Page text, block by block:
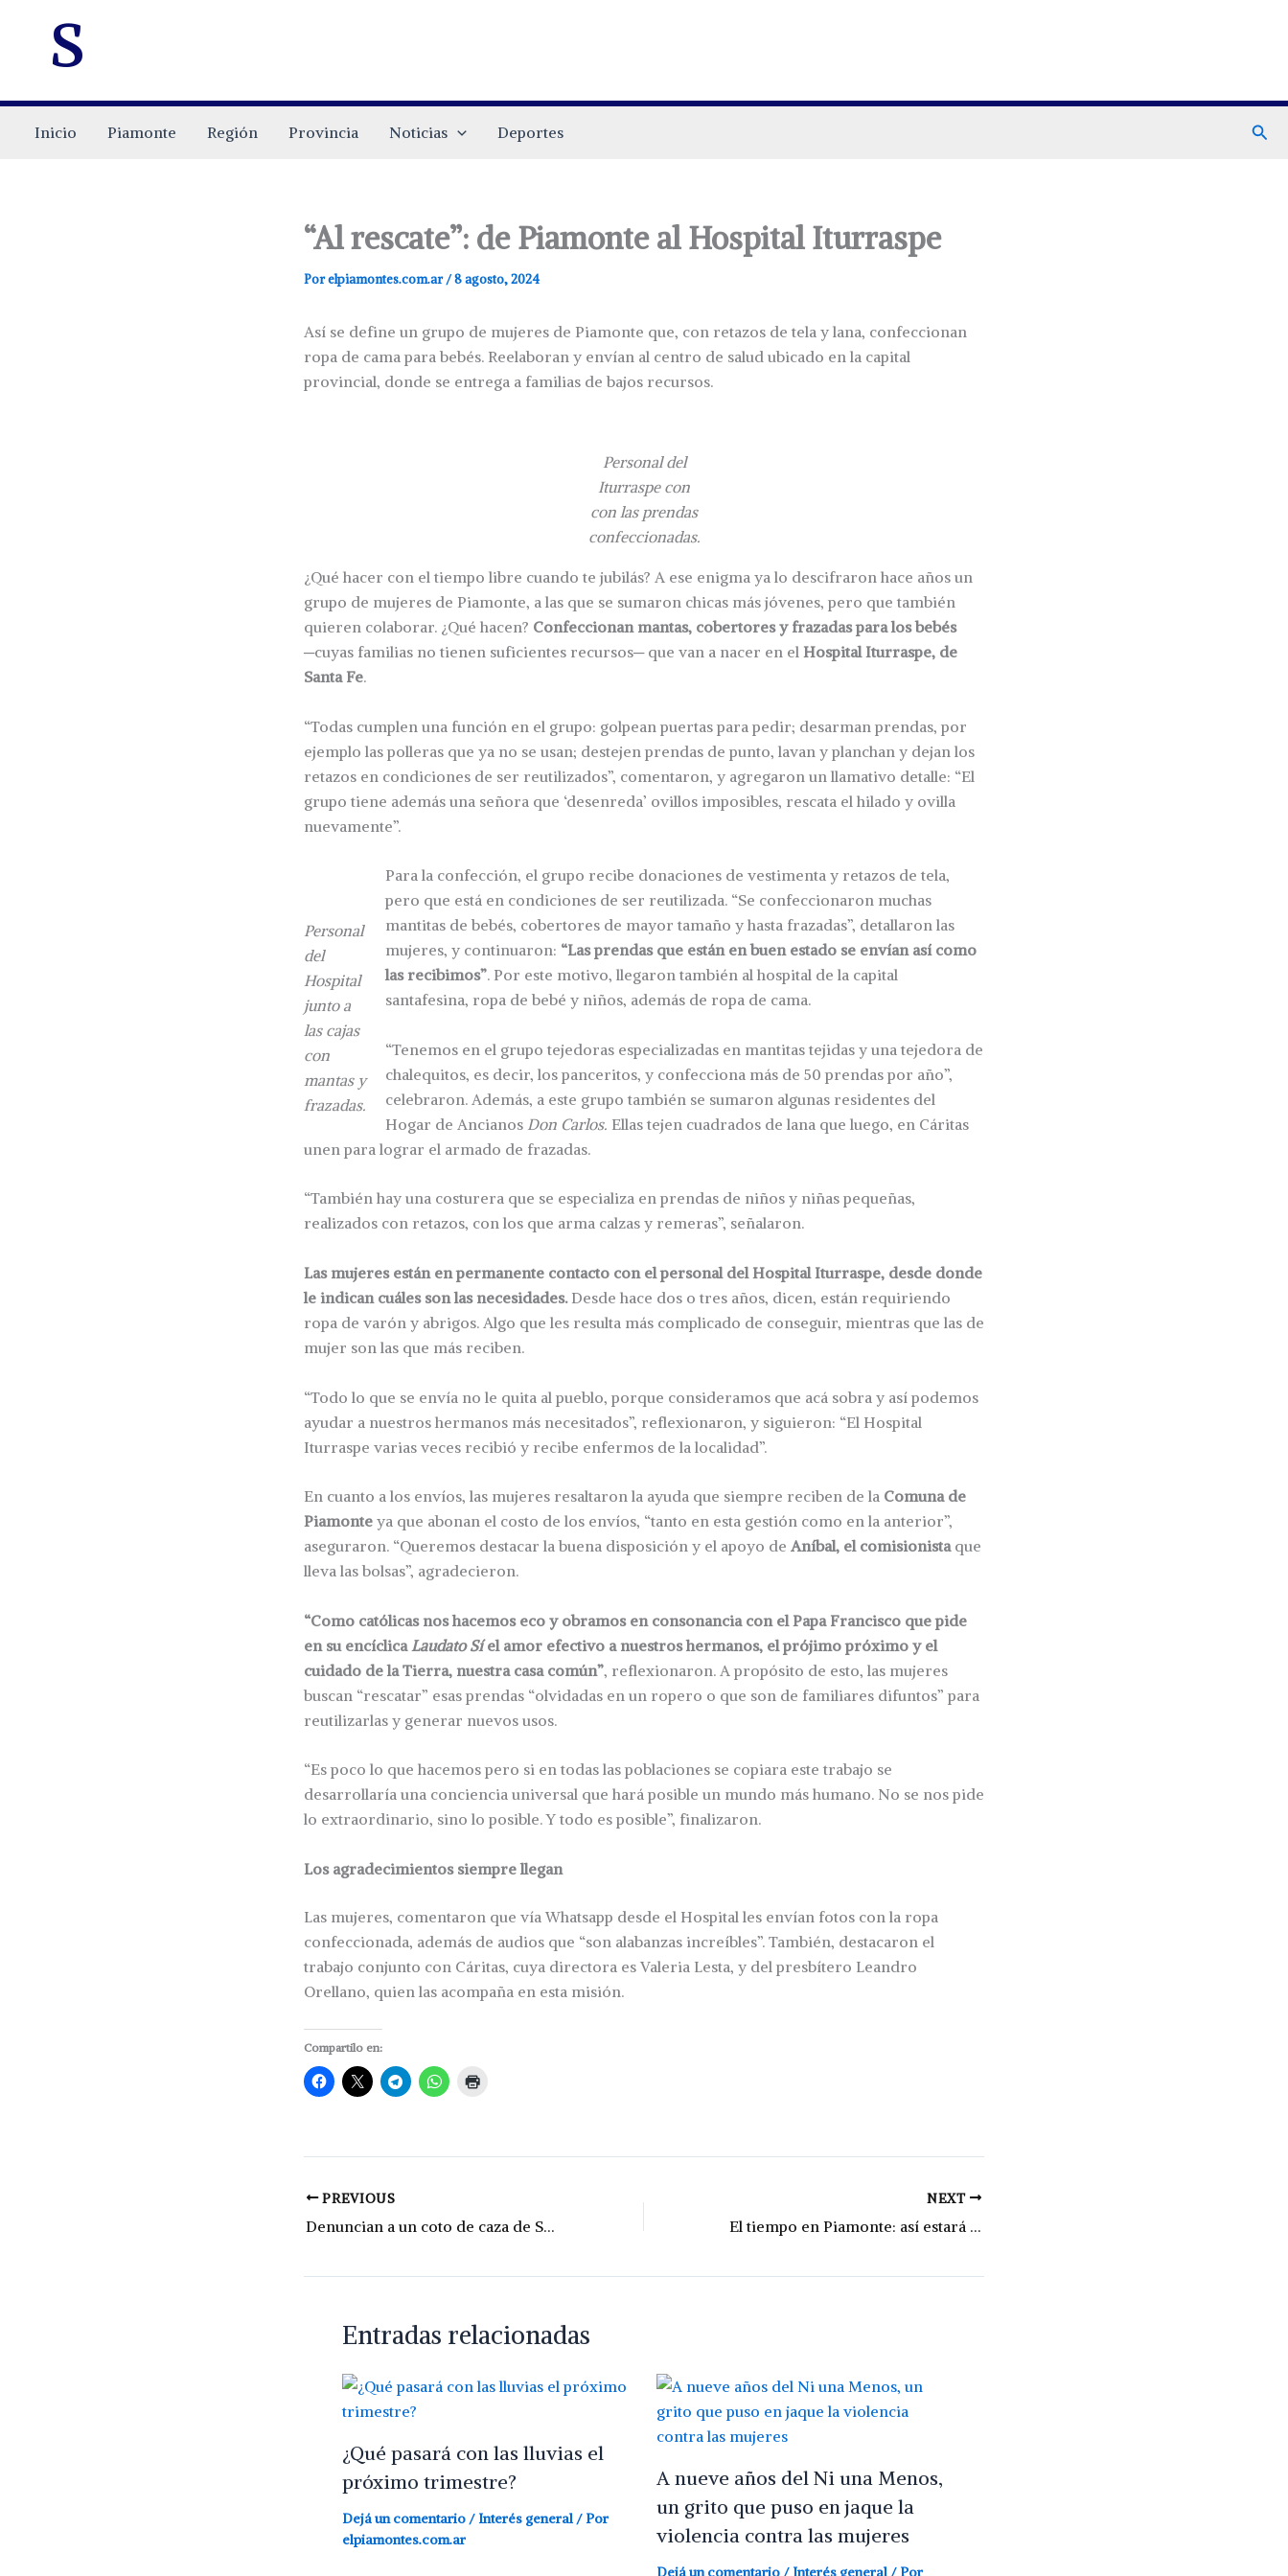
s
Inicio Piamonte Región Provincia Noticias Deportes
“Al rescate”: de Piamonte al Hospital Iturraspe
Porelpiamontes.com.ar/8 agosto, 2024
Así se define un grupo de mujeres de Piamonte que, con retazos de tela y lana, confeccionan
ropa de cama para bebés. Reelaboran y envían al centro de salud ubicado en la capital
provincial, donde se entrega a familias de bajos recursos.
Personal del
Iturraspe con
con las prendas
confeccionadas.
¿Qué hacer con el tiempo libre cuando te jubilás? A ese enigma ya lo descifraron hace años un
grupo de mujeres de Piamonte, a las que se sumaron chicas más jóvenes, pero que también
quieren colaborar. ¿Qué hacen? Confeccionan mantas, cobertores y frazadas para los bebés
─cuyas familias no tienen suficientes recursos─ que van a nacer en el Hospital Iturraspe, de
Santa Fe.
“Todas cumplen una función en el grupo: golpean puertas para pedir; desarman prendas, por
ejemplo las polleras que ya no se usan; destejen prendas de punto, lavan y planchan y dejan los
retazos en condiciones de ser reutilizados”, comentaron, y agregaron un llamativo detalle: “El
grupo tiene además una señora que ‘desenreda’ ovillos imposibles, rescata el hilado y ovilla
nuevamente”.
Personal
del
Hospital
junto a
las cajas
con
mantas y
frazadas.
Para la confección, el grupo recibe donaciones de vestimenta y retazos de tela,
pero que está en condiciones de ser reutilizada. “Se confeccionaron muchas
mantitas de bebés, cobertores de mayor tamaño y hasta frazadas”, detallaron las
mujeres, y continuaron: “Las prendas que están en buen estado se envían así como
las recibimos”. Por este motivo, llegaron también al hospital de la capital
santafesina, ropa de bebé y niños, además de ropa de cama.
“Tenemos en el grupo tejedoras especializadas en mantitas tejidas y una tejedora de
chalequitos, es decir, los panceritos, y confecciona más de 50 prendas por año”,
celebraron. Además, a este grupo también se sumaron algunas residentes del
Hogar de Ancianos Don Carlos. Ellas tejen cuadrados de lana que luego, en Cáritas
unen para lograr el armado de frazadas.
“También hay una costurera que se especializa en prendas de niños y niñas pequeñas,
realizados con retazos, con los que arma calzas y remeras”, señalaron.
Las mujeres están en permanente contacto con el personal del Hospital Iturraspe, desde donde
le indican cuáles son las necesidades. Desde hace dos o tres años, dicen, están requiriendo
ropa de varón y abrigos. Algo que les resulta más complicado de conseguir, mientras que las de
mujer son las que más reciben.
“Todo lo que se envía no le quita al pueblo, porque consideramos que acá sobra y así podemos
ayudar a nuestros hermanos más necesitados”, reflexionaron, y siguieron: “El Hospital
Iturraspe varias veces recibió y recibe enfermos de la localidad”.
En cuanto a los envíos, las mujeres resaltaron la ayuda que siempre reciben de la Comuna de
Piamonte ya que abonan el costo de los envíos, “tanto en esta gestión como en la anterior”,
aseguraron. “Queremos destacar la buena disposición y el apoyo de Aníbal, el comisionistaque
lleva las bolsas”, agradecieron.
“Como católicas nos hacemos eco y obramos en consonancia con el Papa Francisco que pide
en su encíclica Laudato Síel amor efectivo a nuestros hermanos, el prójimo próximo y el
cuidado de la Tierra, nuestra casa común”, reflexionaron. A propósito de esto, las mujeres
buscan “rescatar” esas prendas “olvidadas en un ropero o que son de familiares difuntos” para
reutilizarlas y generar nuevos usos.
“Es poco lo que hacemos pero si en todas las poblaciones se copiara este trabajo se
desarrollaría una conciencia universal que hará posible un mundo más humano. No se nos pide
lo extraordinario, sino lo posible. Y todo es posible”, finalizaron.
Los agradecimientos siempre llegan
Las mujeres, comentaron que vía Whatsapp desde el Hospital les envían fotos con la ropa
confeccionada, además de audios que “son alabanzas increíbles”. También, destacaron el
trabajo conjunto con Cáritas, cuya directora es Valeria Lesta, y del presbítero Leandro
Orellano, quien las acompaña en esta misión.
Compartilo en:
PREVIOUS
Denuncian a un coto de caza de Santa Fe: un grupo de estadounidenses posó con especies protegidas
NEXT
El tiempo en Piamonte: así estará el fin de semana
Entradas relacionadas
¿Qué pasará con las lluvias el
próximo trimestre?
Dejá un comentario / Interés general/ Por
elpiamontes.com.ar
A nueve años del Ni una Menos,
un grito que puso en jaque la
violencia contra las mujeres
Dejá un comentario / Interés general/ Por